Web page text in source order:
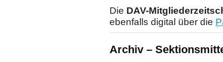
Die DAV-
ebenfalls digital über die
Archiv –